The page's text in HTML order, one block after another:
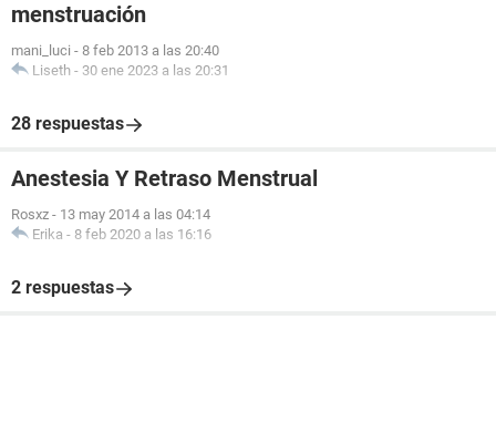
menstruación
mani_luci - 8 feb 2013 a las 20:40
Liseth - 30 ene 2023 a las 20:31
28 respuestas
Anestesia Y Retraso Menstrual
Rosxz - 13 may 2014 a las 04:14
Erika - 8 feb 2020 a las 16:16
2 respuestas